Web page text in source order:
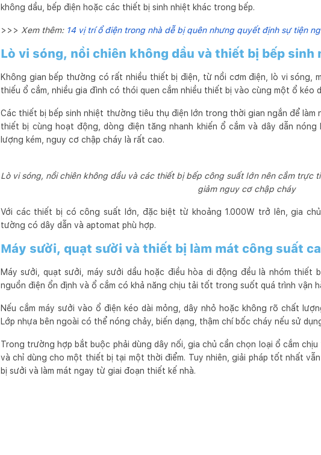
không dầu, bếp điện hoặc các thiết bị sinh nhiệt khác trong bếp.
>>> Xem thêm: 14 vị trí ổ điện trong nhà dễ bị quên nhưng quyết định sự tiện
Lò vi sóng, nồi chiên không dầu và thiết bị bếp sinh
Không gian bếp thường có rất nhiều thiết bị điện, từ nồi cơm điện, lò vi sóng,
thiếu ổ cắm, nhiều gia đình có thói quen cắm nhiều thiết bị vào cùng một ổ kéo
Các thiết bị bếp sinh nhiệt thường tiêu thụ điện lớn trong thời gian ngắn để làm
thiết bị cùng hoạt động, dòng điện tăng nhanh khiến ổ cắm và dây dẫn
lượng kém, nguy cơ chập cháy là rất cao.
Lò vi sóng, nồi chiên không dầu và các thiết bị bếp công suất lớn nên cắm trực
giảm nguy cơ chập cháy
Với các thiết bị có công suất lớn, đặc biệt từ khoảng 1.000W trở lên, gia
tường có dây dẫn và aptomat phù hợp.
Máy sưởi, quạt sưởi và thiết bị làm mát công suất
Máy sưởi, quạt sưởi, máy sưởi dầu hoặc điều hòa di động đều là nhóm thiết
nguồn điện ổn định và ổ cắm có khả năng chịu tải tốt trong suốt quá trình vận
Nếu cắm máy sưởi vào ổ điện kéo dài mỏng, dây nhỏ hoặc không rõ chất
Lớp nhựa bên ngoài có thể nóng chảy, biến dạng, thậm chí bốc cháy nếu sử
Trong trường hợp bắt buộc phải dùng dây nối, gia chủ cần chọn loại ổ cắm
và chỉ dùng cho một thiết bị tại một thời điểm. Tuy nhiên, giải pháp tốt nhất
bị sưởi và làm mát ngay từ giai đoạn thiết kế nhà.